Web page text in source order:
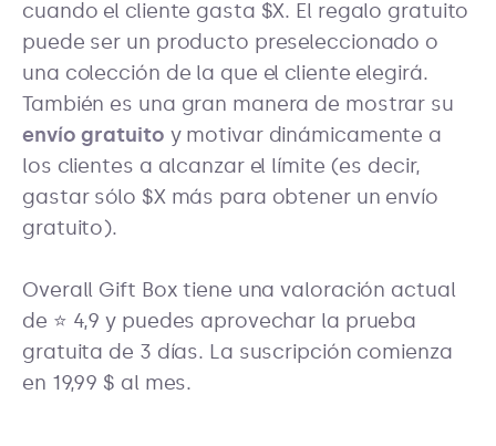
cuando el cliente gasta $X. El regalo gratuito
puede ser un producto preseleccionado o
una colección de la que el cliente elegirá.
También es una gran manera de mostrar su
envío gratuito y motivar dinámicamente a
los clientes a alcanzar el límite (es decir,
gastar sólo $X más para obtener un envío
gratuito).
Overall Gift Box tiene una valoración actual
de ⭐ 4,9 y puedes aprovechar la prueba
gratuita de 3 días. La suscripción comienza
en 19,99 $ al mes.